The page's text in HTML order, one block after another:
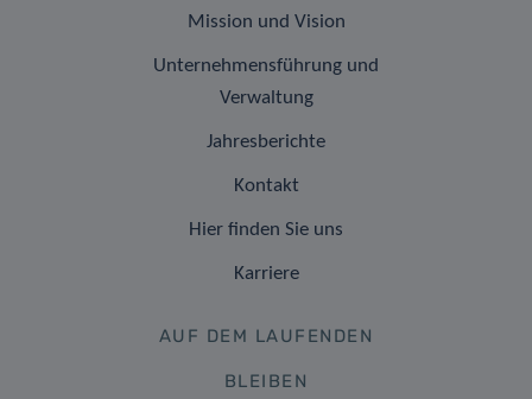
Mission und Vision
Unternehmensführung und
Verwaltung
Jahresberichte
Kontakt
Hier finden Sie uns
Karriere
AUF DEM LAUFENDEN
BLEIBEN